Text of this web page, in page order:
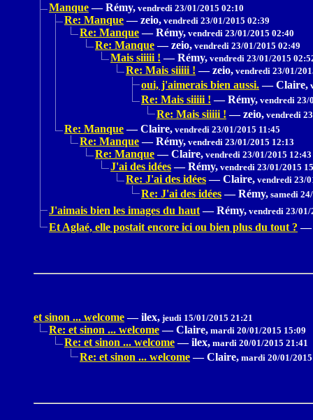
Manque — Rémy, vendredi 23/01/2015 02:10
Re: Manque — zeio, vendredi 23/01/2015 02:39
Re: Manque — Rémy, vendredi 23/01/2015 02:40
Re: Manque — zeio, vendredi 23/01/2015 02:49
Mais siiiii ! — Rémy, vendredi 23/01/2015
Re: Mais siiiii ! — zeio, vendredi 23/01/
oui, j'aimerais bien aussi. — Claire,
Re: Mais siiiii ! — Rémy, vendredi 23/
Re: Mais siiiii ! — zeio, vendredi
Re: Manque — Claire, vendredi 23/01/2015 11:45
Re: Manque — Rémy, vendredi 23/01/2015 12:13
Re: Manque — Claire, vendredi 23/01/2015 12:43
J'ai des idées — Rémy, vendredi 23/01/2015
Re: J'ai des idées — Claire, vendredi 23/
Re: J'ai des idées — Rémy, samedi
J'aimais bien les images du haut — Rémy, vendredi 23/01/
Et Aglaé, elle postait encore ici ou bien plus du tout ? —
et sinon ... welcome — ilex, jeudi 15/01/2015 21:21
Re: et sinon ... welcome — Claire, mardi 20/01/2015 15:09
Re: et sinon ... welcome — ilex, mardi 20/01/2015 21:41
Re: et sinon ... welcome — Claire, mardi 20/01/